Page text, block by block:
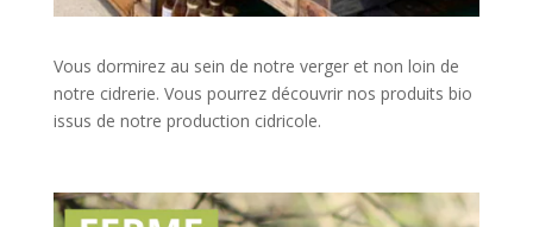
Vous dormirez au sein de notre verger et non loin de
notre cidrerie. Vous pourrez découvrir nos produits bio
issus de notre production cidricole.